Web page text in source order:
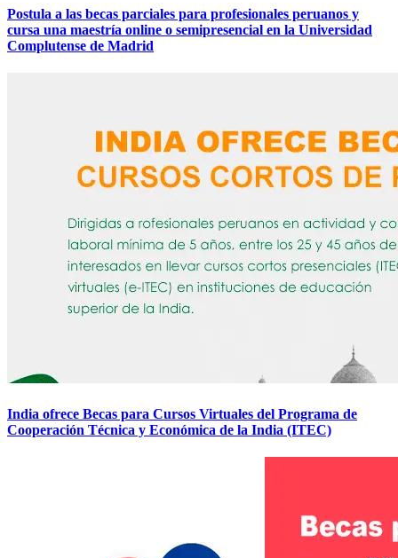
Postula a las becas parciales para profesionales peruanos y
cursa una maestría online o semipresencial en la Universidad
Complutense de Madrid
India ofrece Becas para Cursos Virtuales del Programa de
Cooperación Técnica y Económica de la India (ITEC)